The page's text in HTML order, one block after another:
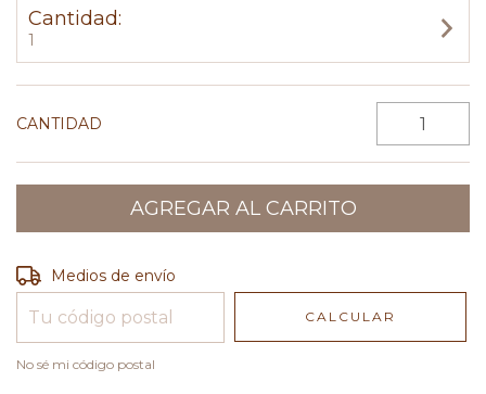
Cantidad:
1
CANTIDAD
Entregas para el CP:
Medios de envío
CALCULAR
No sé mi código postal